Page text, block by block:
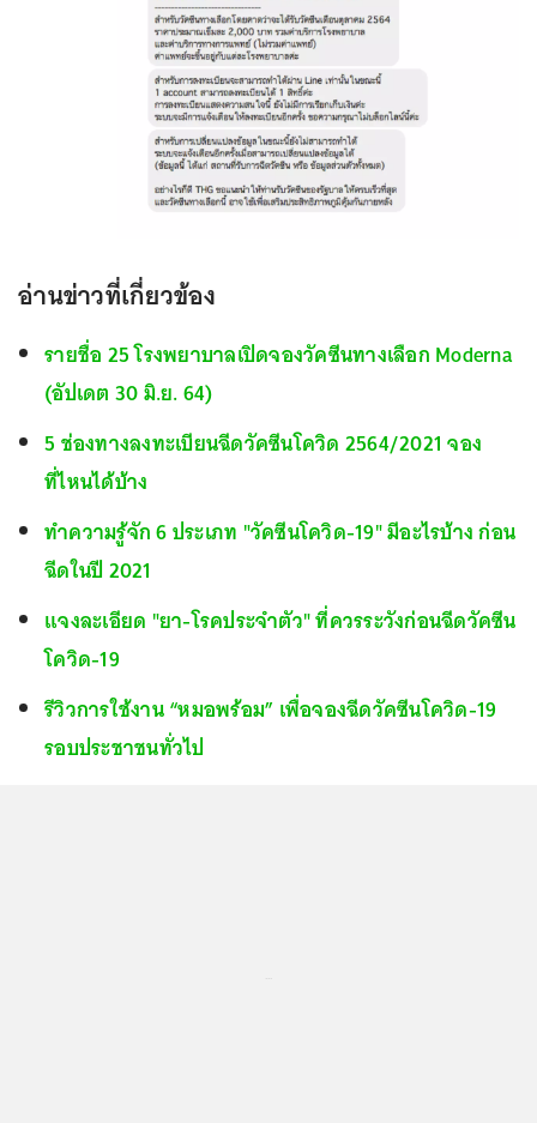
อ่านข่าวที่เกี่ยวข้อง
รายชื่อ 25 โรงพยาบาลเปิดจองวัคซีนทางเลือก Moderna
(อัปเดต 30 มิ.ย. 64)
5 ช่องทางลงทะเบียนฉีดวัคซีนโควิด 2564/2021 จอง
ที่ไหนได้บ้าง
ทำความรู้จัก 6 ประเภท "วัคซีนโควิด-19" มีอะไรบ้าง ก่อน
ฉีดในปี 2021
แจงละเอียด "ยา-โรคประจำตัว" ที่ควรระวังก่อนฉีดวัคซีน
โควิด-19
รีวิวการใช้งาน “หมอพร้อม” เพื่อจองฉีดวัคซีนโควิด-19
รอบประชาชนทั่วไป